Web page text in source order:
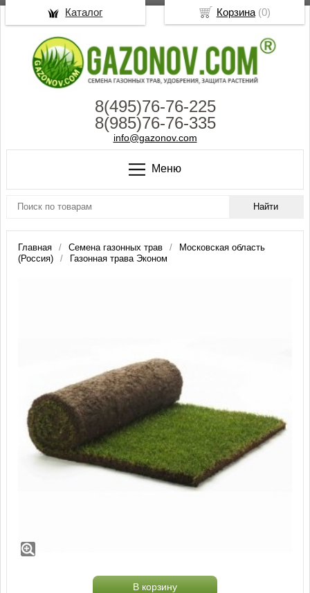
8(495)76-76-225
8(985)76-76-335
info@gazonov.com
Меню
Главная Семена газонных трав
Московская область
(Россия)
Газонная трава Эконом
Рулон 0,8 м2, размеры 0,4м х 2,0 м.
В корзину
Корзина(0)
Каталог